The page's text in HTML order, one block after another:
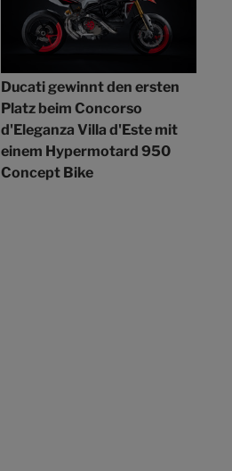
Ducati gewinnt den ersten
Platz beim Concorso
d'Eleganza Villa d'Este mit
einem Hypermotard 950
Concept Bike